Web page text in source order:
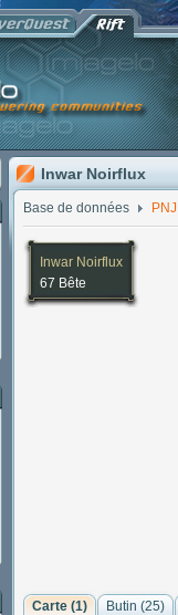
Inwar Noirflux
Base de données PNJ
Inwar Noirflux
67 Bête
Carte (1) Butin (25)